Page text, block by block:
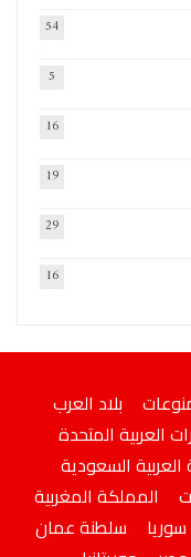
54
5
16
19
29
16
بلاد العرب
العربية المتحدة
السعودية
المملكة المغربية
سوريا
سلطنة عمان